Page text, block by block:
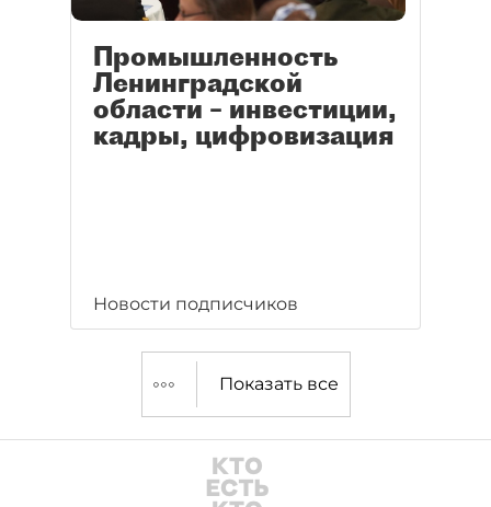
Промышленность
Ленинградской
области – инвестиции,
кадры, цифровизация
Новости подписчиков
Показать все